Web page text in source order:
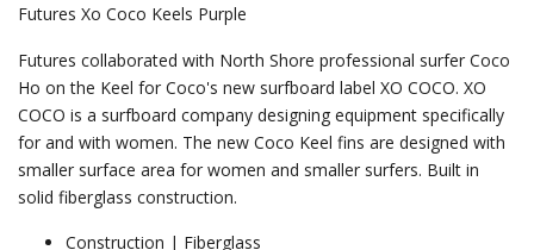
Futures Xo Coco Keels Purple
Futures collaborated with North Shore professional surfer Coco
Ho on the Keel for Coco's new surfboard label XO COCO. XO
COCO is a surfboard company designing equipment specifically
for and with women. The new Coco Keel fins are designed with
smaller surface area for women and smaller surfers. Built in
solid fiberglass construction.
Construction | Fiberglass